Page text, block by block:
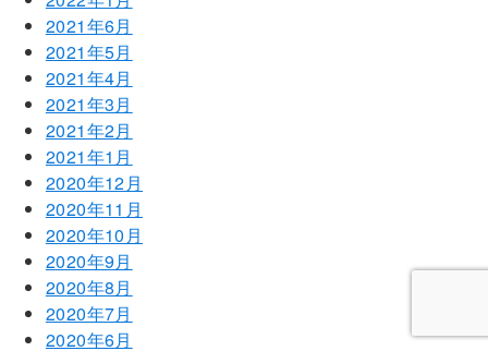
2021年6月
2021年5月
2021年4月
2021年3月
2021年2月
2021年1月
2020年12月
2020年11月
2020年10月
2020年9月
2020年8月
2020年7月
2020年6月